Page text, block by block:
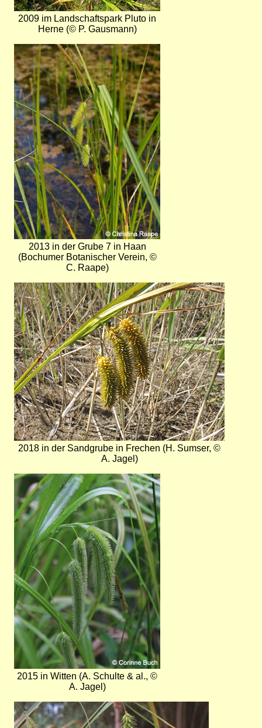
2009 im Landschaftspark Pluto in
Herne (© P. Gausmann)
Bild
2013 in der Grube 7 in Haan
(Bochumer Botanischer Verein, ©
C. Raape)
Bild
2018 in der Sandgrube in Frechen (H. Sumser, ©
A. Jagel)
Bild
2015 in Witten (A. Schulte & al., ©
A. Jagel)
Bild